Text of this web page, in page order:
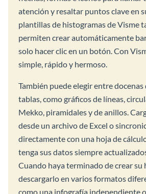
atención y resaltar puntos clave en
plantillas de histogramas de Visme
permiten crear automáticamente
solo hacer clic en un botón. Con
simple, rápido y hermoso.
También puede elegir entre
tablas, como gráficos de líneas,
Mekko, piramidales y de anillos.
desde un archivo de Excel o
directamente con una hoja de
tenga sus datos siempre
Cuando haya terminado de crear su
descargarlo en varios formatos
como una infografía independiente